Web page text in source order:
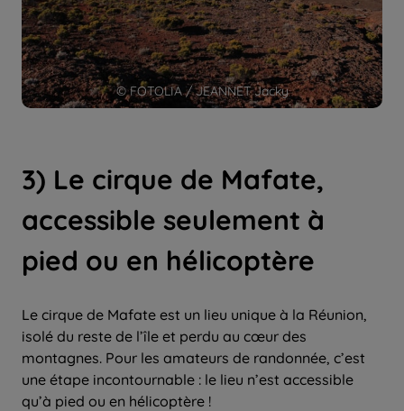
© FOTOLIA / JEANNET Jacky
3) Le cirque de Mafate,
accessible seulement à
pied ou en hélicoptère
Le cirque de Mafate est un lieu unique à la Réunion,
isolé du reste de l’île et perdu au cœur des
montagnes. Pour les amateurs de randonnée, c’est
une étape incontournable : le lieu n’est accessible
qu’à pied ou en hélicoptère !